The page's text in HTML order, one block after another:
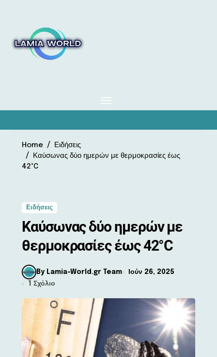
Home
Ειδήσεις
Καύσωνας δύο ημερών με θερμοκρασίες έως
42°C
Ειδήσεις
Καύσωνας δύο ημερών με
θερμοκρασίες έως 42°C
By Lamia-World.gr Team
Ιούν 26, 2025
1 Σχόλιο